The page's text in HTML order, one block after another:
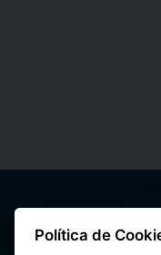
Política de